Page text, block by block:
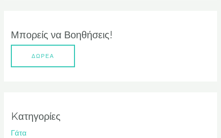
Μπορείς να Βοηθήσεις!
ΔΩΡΕΑ
Kατηγορίες
Γάτα